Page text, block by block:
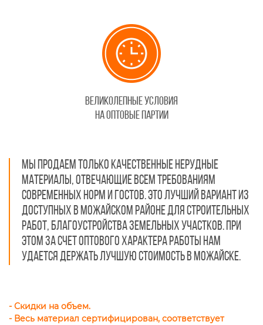
Великолепные условия
на оптовые партии
Мы продаем только качественные нерудные
материалы, отвечающие всем требованиям
современных норм и ГОСТов. Это лучший вариант из
доступных в Можайском районе для строительных
работ, благоустройства земельных участков. При
этом за счет оптового характера работы нам
удается держать лучшую стоимость в Можайске.
- Скидки на объем.
- Весь материал сертифицирован, соответствует